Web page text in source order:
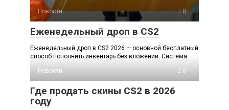
Новости 0
Еженедельный дроп в CS2
Еженедельный дроп в CS2 2026 — основной бесплатный
способ пополнить инвентарь без вложений. Система
Новости
0
Где продать скины CS2 в 2026
году